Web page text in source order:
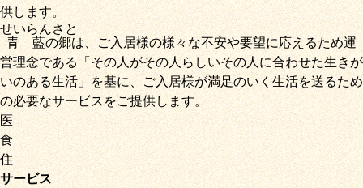
供します。
青藍
せいらん
の郷
さと
は、ご入居様の様々な不安や要望に応えるため運
営理念である「その人がその人らしいその人に合わせた生きが
いのある生活」を基に、ご入居様が満足のいく生活を送るため
の必要なサービスをご提供します。
医
食
住
サービス